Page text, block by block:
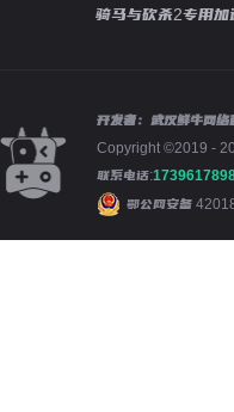
骑马与砍杀2专用加
开发者：武汉鲜牛网络
Copyright ©2019 -
联系电话:
鄂公网安备